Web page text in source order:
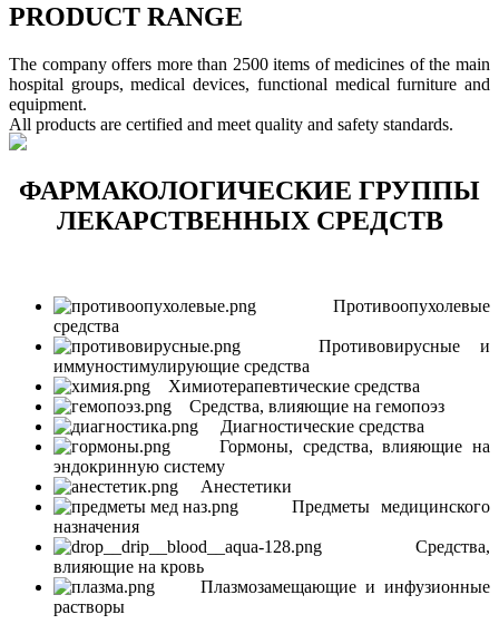
PRODUCT RANGE
The company offers more than 2500 items of medicines of the main
hospital groups, medical devices, functional medical furniture and
equipment.
All products are certified and meet quality and safety standards.
ФАРМАКОЛОГИЧЕСКИЕ ГРУППЫ
ЛЕКАРСТВЕННЫХ СРЕДСТВ
Противоопухолевые
средства
Противовирусные и
иммуностимулирующие средства
Химиотерапевтические средства
Средства, влияющие на гемопоэз
Диагностические средства
Гормоны, средства, влияющие на
эндокринную систему
Анестетики
Предметы медицинского
назначения
Средства,
влияющие на кровь
Плазмозамещающие и инфузионные
растворы